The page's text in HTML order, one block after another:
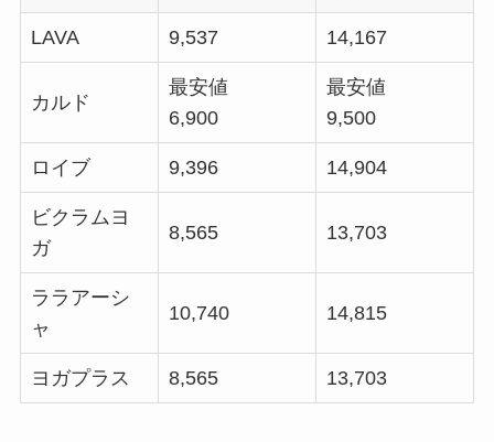
LAVA 9,537 14,167
カルド
最安値
6,900
最安値
9,500
ロイブ 9,396 14,904
ビクラムヨ
ガ
8,565 13,703
ララアーシ
ャ
10,740 14,815
ヨガプラス 8,565 13,703